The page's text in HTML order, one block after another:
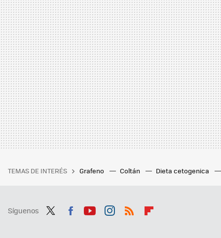
TEMAS DE INTERÉS Grafeno Coltán Dieta cetogenica
Síguenos